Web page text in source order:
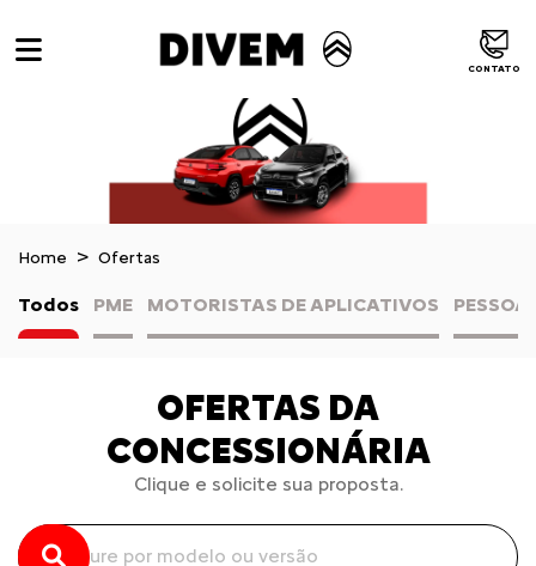
CONTATO
Home Ofertas
Todos PME MOTORISTAS DE APLICATIVOS PESSOA
OFERTAS DA
CONCESSIONÁRIA
Clique e solicite sua proposta.